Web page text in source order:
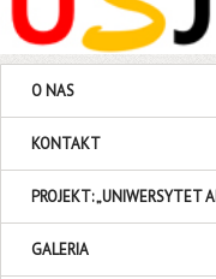
O NAS
KONTAKT
PROJEKT: „UNIWERSYTET
GALERIA